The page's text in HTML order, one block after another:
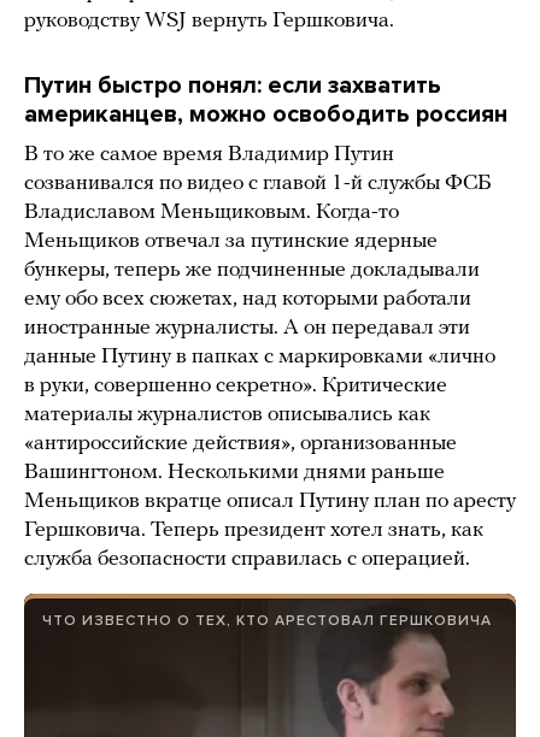
руководству WSJ вернуть Гершковича.
Путин быстро понял: если захватить
американцев, можно освободить россиян
В то же самое время Владимир Путин
созванивался по видео с главой 1-й службы ФСБ
Владиславом Меньщиковым. Когда-то
Меньщиков отвечал за путинские ядерные
бункеры, теперь же подчиненные докладывали
ему обо всех сюжетах, над которыми работали
иностранные журналисты. А он передавал эти
данные Путину в папках с маркировками «лично
в руки, совершенно секретно». Критические
материалы журналистов описывались как
«антироссийские действия», организованные
Вашингтоном. Несколькими днями раньше
Меньщиков вкратце описал Путину план по аресту
Гершковича. Теперь президент хотел знать, как
служба безопасности справилась с операцией.
ЧТО ИЗВЕСТНО О ТЕХ, КТО АРЕСТОВАЛ ГЕРШКОВИЧА